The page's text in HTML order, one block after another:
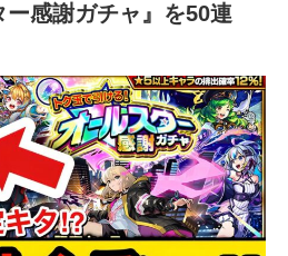
感謝ガチャ』を50連